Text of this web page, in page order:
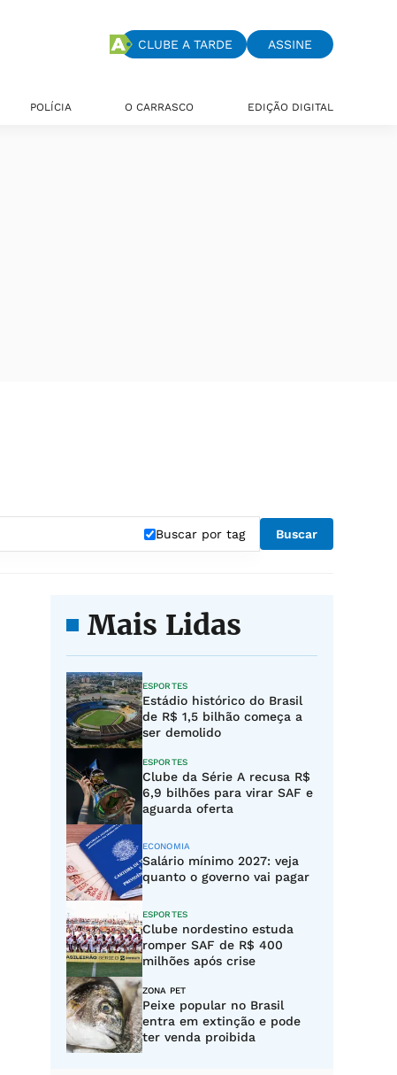
CLUBE A TARDE ASSINE
POLÍCIA O CARRASCO EDIÇÃO DIGITAL
Buscar por tag Buscar
Mais Lidas
ESPORTES
Estádio histórico do Brasil
de R$ 1,5 bilhão começa a
ser demolido
ESPORTES
Clube da Série A recusa R$
6,9 bilhões para virar SAF e
aguarda oferta
ECONOMIA
Salário mínimo 2027: veja
quanto o governo vai pagar
ESPORTES
Clube nordestino estuda
romper SAF de R$ 400
milhões após crise
ZONA PET
Peixe popular no Brasil
entra em extinção e pode
ter venda proibida